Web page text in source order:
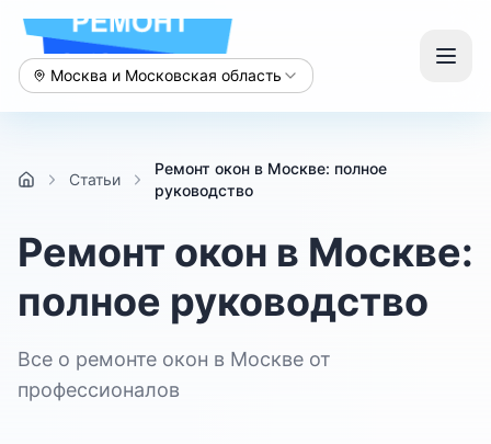
Москва и Московская область
Статьи
Ремонт окон в Москве: полное
руководство
Ремонт окон в Москве:
полное руководство
Все о ремонте окон в Москве от
профессионалов